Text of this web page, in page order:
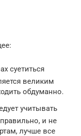
суетиться
великим
обдуманно.
учитывать
и не
лучше все